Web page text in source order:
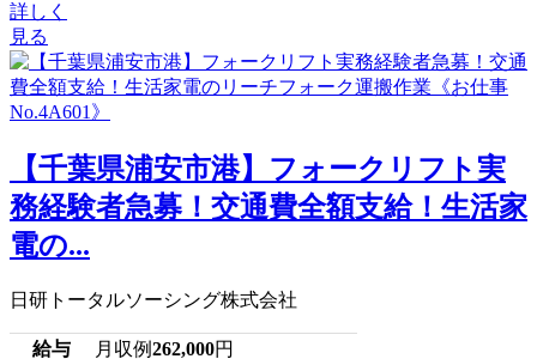
詳しく
見る
【千葉県浦安市港】フォークリフト実
務経験者急募！交通費全額支給！生活家
電の...
日研トータルソーシング株式会社
給与 月収例262,000円